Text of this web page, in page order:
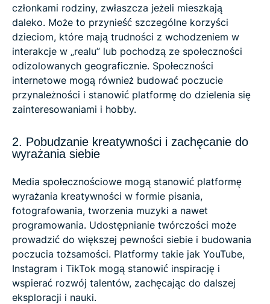
członkami rodziny, zwłaszcza jeżeli mieszkają
daleko. Może to przynieść szczególne korzyści
dzieciom, które mają trudności z wchodzeniem w
interakcje w „realu” lub pochodzą ze społeczności
odizolowanych geograficznie. Społeczności
internetowe mogą również budować poczucie
przynależności i stanowić platformę do dzielenia się
zainteresowaniami i hobby.
2. Pobudzanie kreatywności i zachęcanie do
wyrażania siebie
Media społecznościowe mogą stanowić platformę
wyrażania kreatywności w formie pisania,
fotografowania, tworzenia muzyki a nawet
programowania. Udostępnianie twórczości może
prowadzić do większej pewności siebie i budowania
poczucia tożsamości. Platformy takie jak YouTube,
Instagram i TikTok mogą stanowić inspirację i
wspierać rozwój talentów, zachęcając do dalszej
eksploracji i nauki.